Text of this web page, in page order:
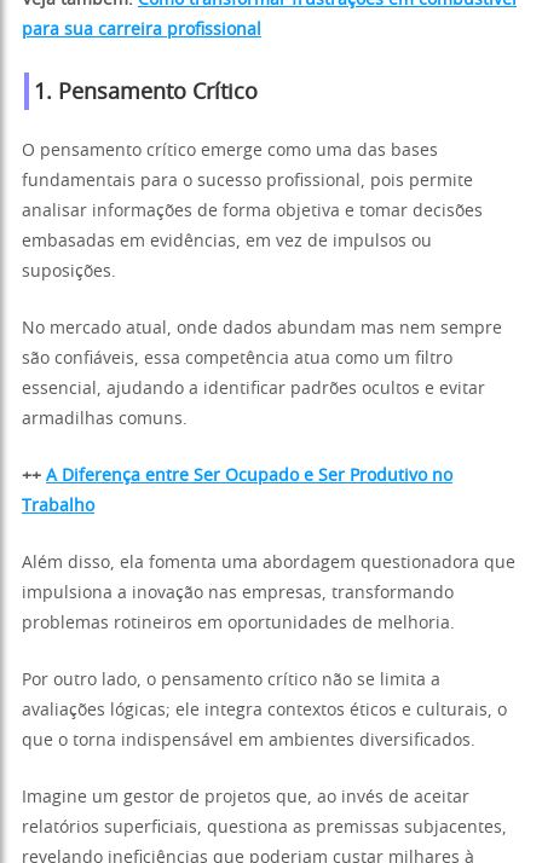
para sua carreira profissional
1. Pensamento Crítico
O pensamento crítico emerge como uma das bases
fundamentais para o sucesso profissional, pois permite
analisar informações de forma objetiva e tomar decisões
embasadas em evidências, em vez de impulsos ou
suposições.
No mercado atual, onde dados abundam mas nem sempre
são confiáveis, essa competência atua como um filtro
essencial, ajudando a identificar padrões ocultos e evitar
armadilhas comuns.
++ A Diferença entre Ser Ocupado e Ser Produtivo no
Trabalho
Além disso, ela fomenta uma abordagem questionadora que
impulsiona a inovação nas empresas, transformando
problemas rotineiros em oportunidades de melhoria.
Por outro lado, o pensamento crítico não se limita a
avaliações lógicas; ele integra contextos éticos e culturais, o
que o torna indispensável em ambientes diversificados.
Imagine um gestor de projetos que, ao invés de aceitar
relatórios superficiais, questiona as premissas subjacentes,
revelando ineficiências que poderiam custar milhares à